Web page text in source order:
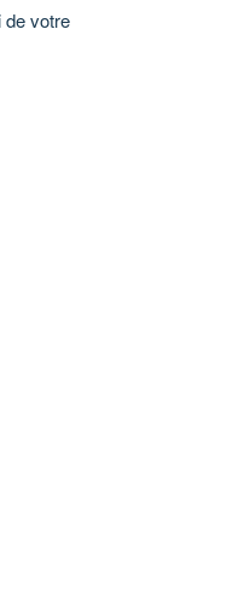
de votre